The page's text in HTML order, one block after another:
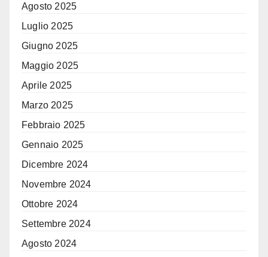
Agosto 2025
Luglio 2025
Giugno 2025
Maggio 2025
Aprile 2025
Marzo 2025
Febbraio 2025
Gennaio 2025
Dicembre 2024
Novembre 2024
Ottobre 2024
Settembre 2024
Agosto 2024